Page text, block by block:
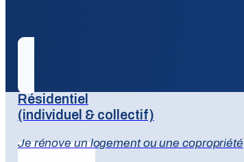
Résidentiel
(individuel & collectif)
Je rénove un logement ou une copropriété